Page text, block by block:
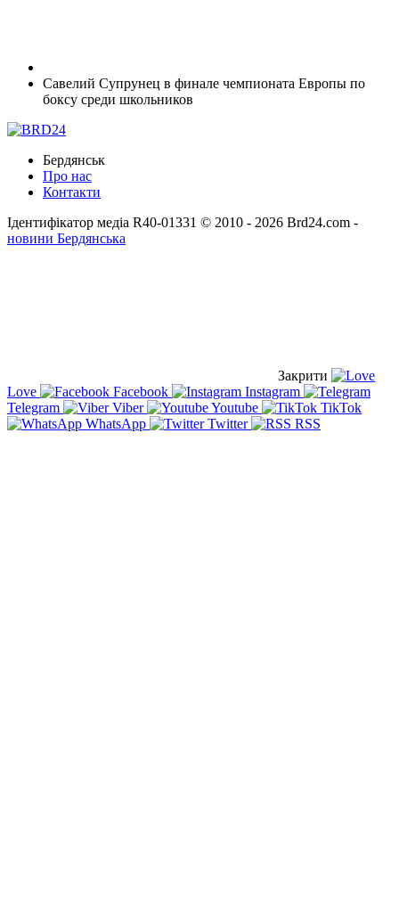
Савелий Супрунец в финале чемпионата Европы по
боксу среди школьников
Бердянськ
Про нас
Контакти
Ідентифікатор медіа R40-01331 © 2010 - 2026 Brd24.com -
новини Бердянська
Закрити
Love
Facebook
Instagram
Telegram
Viber Youtube
TikTok
WhatsApp
Twitter RSS